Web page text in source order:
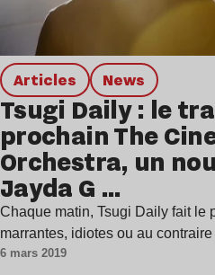
Articles news
Tsugi Daily : le
prochain The
Orchestra, un
Jayda G …
Chaque matin, Tsugi Daily fait le
marrantes, idiotes ou au
6 mars 2019